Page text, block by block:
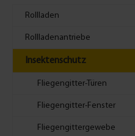
Rollladen
Rollladenantriebe
Insektenschutz
Fliegengitter-Türen
Fliegengitter-Fenster
Fliegengittergewebe